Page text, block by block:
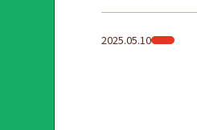
2025.05.10